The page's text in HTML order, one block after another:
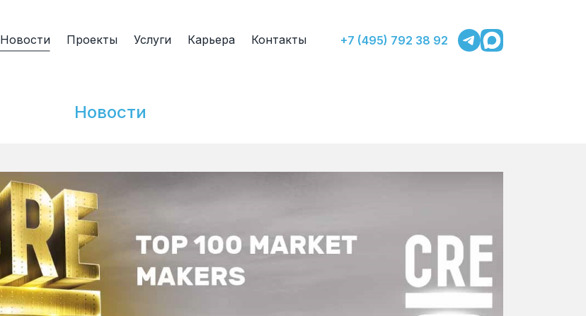
Новости Проекты Услуги Карьера Контакты +7 (495) 792 38 92
Новости